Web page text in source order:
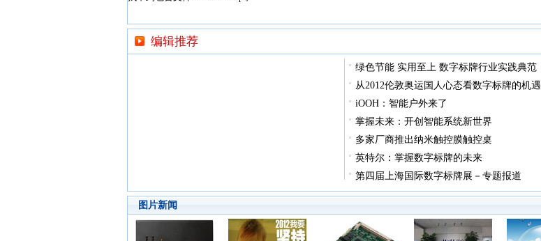
编辑推荐
绿色节能 实用至上 数字标牌行业实践典范
从2012伦敦奥运国人心态看数字标牌的机遇
iOOH：智能户外来了
掌握未来：开创智能系统新世界
多家厂商推出纳米触控膜触控桌
英特尔：掌握数字标牌的未来
第四届上海国际数字标牌展－专题报道
图片新闻